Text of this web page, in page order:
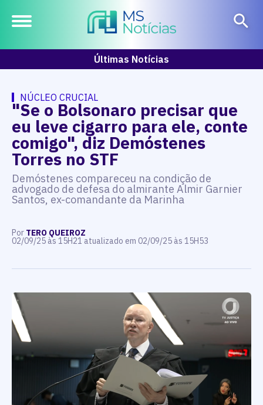
Últimas Notícias
NÚCLEO CRUCIAL
"Se o Bolsonaro precisar que
eu leve cigarro para ele, conte
comigo", diz Demóstenes
Torres no STF
Demóstenes compareceu na condição de
advogado de defesa do almirante Almir Garnier
Santos, ex-comandante da Marinha
Por TERO QUEIROZ
02/09/25 às 15H21 atualizado em 02/09/25 às 15H53